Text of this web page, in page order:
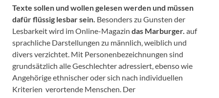
Texte sollen und wollen gelesen werden und müssen
dafür flüssig lesbar sein. Besonders zu Gunsten der
Lesbarkeit wird im Online-Magazin das Marburger. auf
sprachliche Darstellungen zu männlich, weiblich und
divers verzichtet. Mit Personenbezeichnungen sind
grundsätzlich alle Geschlechter adressiert, ebenso wie
Angehörige ethnischer oder sich nach individuellen
Kriterien verortende Menschen. Der